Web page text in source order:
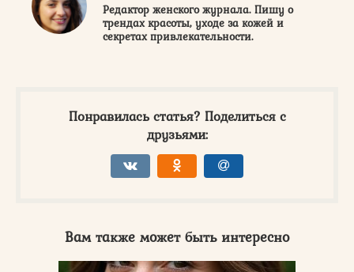
Редактор женского журнала. Пишу о
трендах красоты, уходе за кожей и
секретах привлекательности.
Понравилась статья? Поделиться с
друзьями:
Вам также может быть интересно